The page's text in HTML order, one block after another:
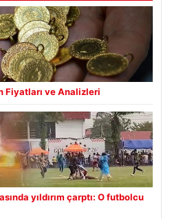
Fiyatları ve Analizleri
yıldırım çarptı: O futbolcu